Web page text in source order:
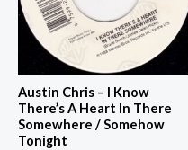
Austin Chris – I Know
There’s A Heart In There
Somewhere / Somehow
Tonight